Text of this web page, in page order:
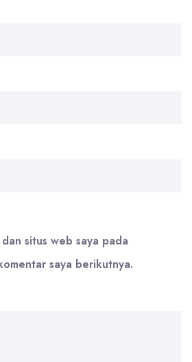
situs web saya pada
saya berikutnya.